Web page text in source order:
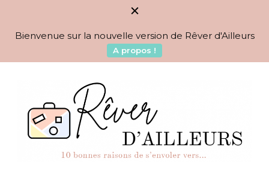
Bienvenue sur la nouvelle version de Rêver d'Ailleurs
A propos !
Rêver d'Ailleurs – 10
raisons de s'envoler vers…
BLOG VOYAGES DEPUIS 2010